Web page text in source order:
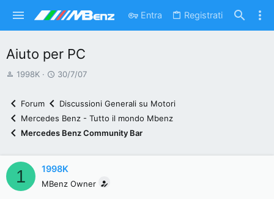
Entra Registrati
Aiuto per PC
A
d
s
1998K
D
i
n
i
30/7/07
Forum
Discussioni Generali su Motori
Mercedes Benz - Tutto il mondo Mbenz
Mercedes Benz Community Bar
1 1998K
MBenz Owner